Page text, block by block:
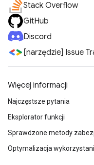
Stack Overflow
GitHub
Discord
[narzędzie] Issue
Więcej informacji
Najczęstsze pytania
Eksplorator funkcji
Sprawdzone metody
Optymalizacja